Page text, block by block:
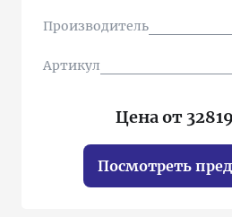
Производитель
Артикул
Цена от
Посмотреть